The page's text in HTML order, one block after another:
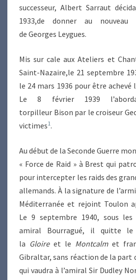
successeur, Albert Sarraut
1933,de donner au
de Georges Leygues.
Mis sur cale aux Ateliers et
Saint-Nazaire,le 21 septembre
le 24 mars 1936 pour être achevé
Le 8 février 1939
torpilleur Bison par le croiseur
victimes1.
Au début de la Seconde Guerre
« Force de Raid » à Brest qui
pour intercepter les raids des
allemands. À la signature de
Méditerranée et rejoint Toulon
Le 9 septembre 1940, sous
amiral Bourragué, il quitte
la Gloireet le Montcalmet
Gibraltar, sans réaction de la part
qui vaudra à l’amiral Sir Dudley